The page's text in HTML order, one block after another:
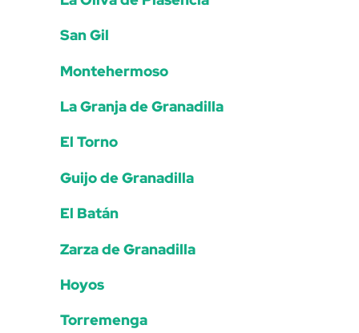
San Gil
Montehermoso
La Granja de Granadilla
El Torno
Guijo de Granadilla
El Batán
Zarza de Granadilla
Hoyos
Torremenga